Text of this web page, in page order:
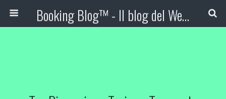
Booking Blog™ - Il blog del Web Marketing Turistico